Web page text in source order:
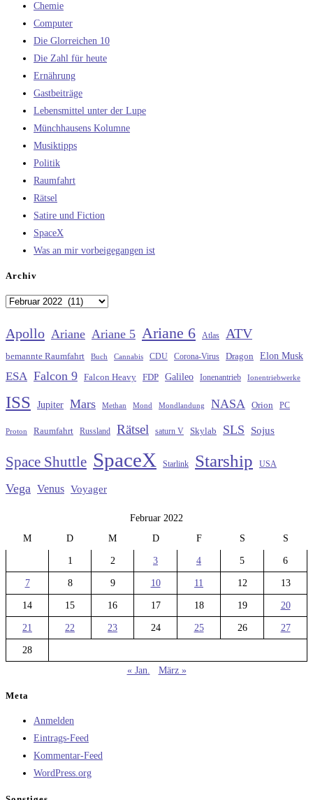
Chemie
Computer
Die Glorreichen 10
Die Zahl für heute
Ernährung
Gastbeiträge
Lebensmittel unter der Lupe
Münchhausens Kolumne
Musiktipps
Politik
Raumfahrt
Rätsel
Satire und Fiction
SpaceX
Was an mir vorbeigegangen ist
Archiv
Archiv
Apollo Ariane Ariane 5 Ariane 6 Atlas ATV
bemannte Raumfahrt Buch Cannabis CDU Corona-Virus Dragon Elon Musk
ESA Falcon 9 Falcon Heavy FDP Galileo Ionenantrieb Ionentriebwerke
ISS Jupiter Mars Methan Mond Mondlandung NASA Orion PC
Proton Raumfahrt Russland Rätsel saturn V Skylab SLS Sojus
Space Shuttle SpaceX Starlink Starship USA
Vega Venus Voyager
Februar 2022
M
D M D F S S
1 2 3 4 5 6
7 8 9 10 11 12 13
14 15 16 17 18 19 20
21 22 23 24 25 26 27
28
« Jan.
März »
Meta
Anmelden
Eintrags-Feed
Kommentar-Feed
WordPress.org